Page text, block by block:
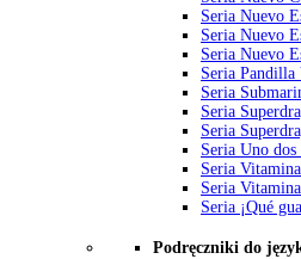
Seria Nuevo
Seria Nuevo
Seria Nuevo
Seria Pandilla
Seria
Seria
Seria
Seria Uno dos
Seria Vitamina
Seria Vitamina
Seria ¡Qué
Podręczniki do